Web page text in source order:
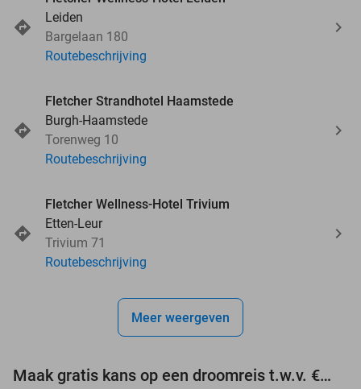
Leiden
Bargelaan 180
Routebeschrijving
Fletcher Strandhotel Haamstede
Burgh-Haamstede
Torenweg 10
Routebeschrijving
Fletcher Wellness-Hotel Trivium
Etten-Leur
Trivium 71
Routebeschrijving
Meer weergeven
Maak gratis kans op een droomreis t.w.v. €3.000!